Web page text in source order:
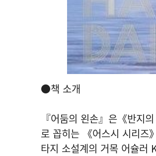
●책 소개
『어둠의 왼손』은《반지
로 꼽히는 《어스시 시리즈
타지 소설계의 거목 어슐러